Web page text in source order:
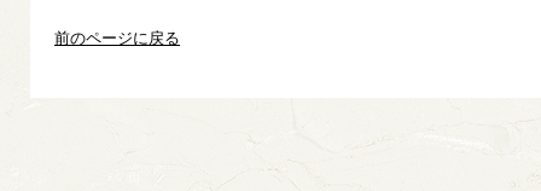
前のページに戻る